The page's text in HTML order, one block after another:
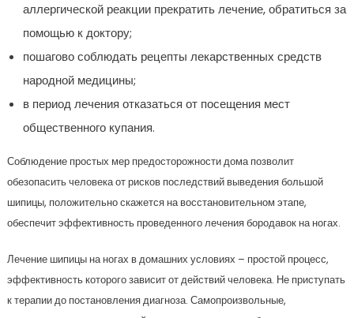
аллергической реакции прекратить лечение, обратиться за
помощью к доктору;
пошагово соблюдать рецепты лекарственных средств
народной медицины;
в период лечения отказаться от посещения мест
общественного купания.
Соблюдение простых мер предосторожности дома позволит
обезопасить человека от рисков последствий выведения большой
шипицы, положительно скажется на восстановительном этапе,
обеспечит эффективность проведенного лечения бородавок на ногах.
Лечение шипицы на ногах в домашних условиях – простой процесс,
эффективность которого зависит от действий человека. Не приступать
к терапии до постановления диагноза. Самопроизвольные,